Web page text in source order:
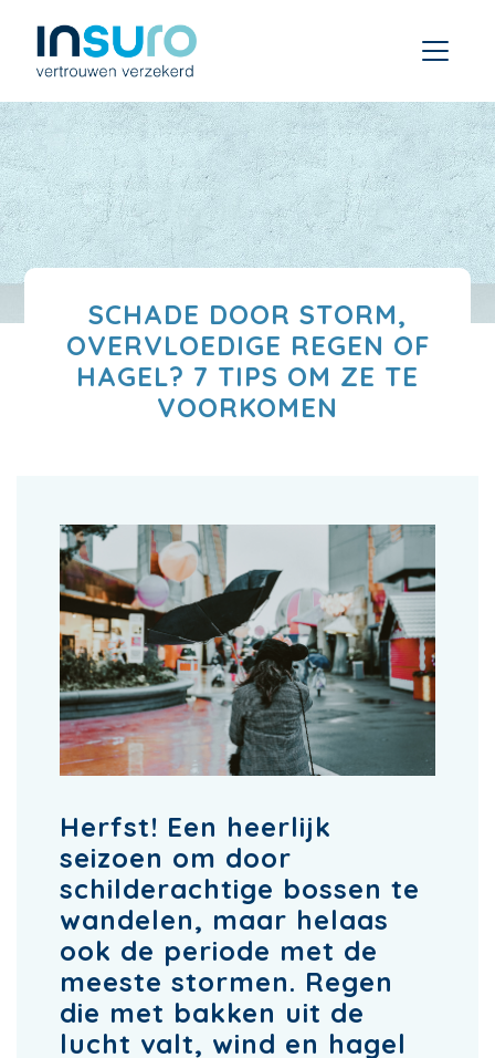
SCHADE DOOR STORM,
OVERVLOEDIGE REGEN OF
HAGEL? 7 TIPS OM ZE TE
VOORKOMEN
Herfst! Een heerlijk
seizoen om door
schilderachtige bossen te
wandelen, maar helaas
ook de periode met de
meeste stormen. Regen
die met bakken uit de
lucht valt, wind en hagel